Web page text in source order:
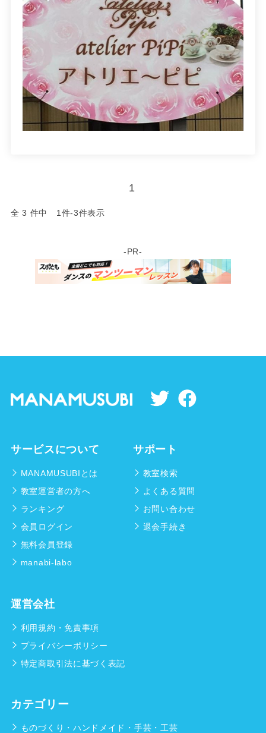
1
全 3 件中 1件-3件表示
-PR-
サービスについて
MANAMUSUBIとは
教室運営者の方へ
ランキング
会員ログイン
無料会員登録
manabi-labo
サポート
教室検索
よくある質問
お問い合わせ
退会手続き
運営会社
利用規約・免責事項
プライバシーポリシー
特定商取引法に基づく表記
カテゴリー
ものづくり・ハンドメイド・手芸・工芸